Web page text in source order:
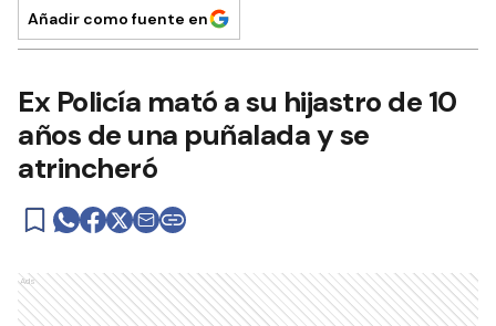
Añadir como fuente en
Ex Policía mató a su hijastro de 10
años de una puñalada y se
atrincheró
Ads